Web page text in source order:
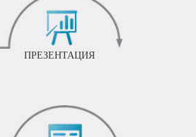
ПРЕЗЕНТАЦИЯ